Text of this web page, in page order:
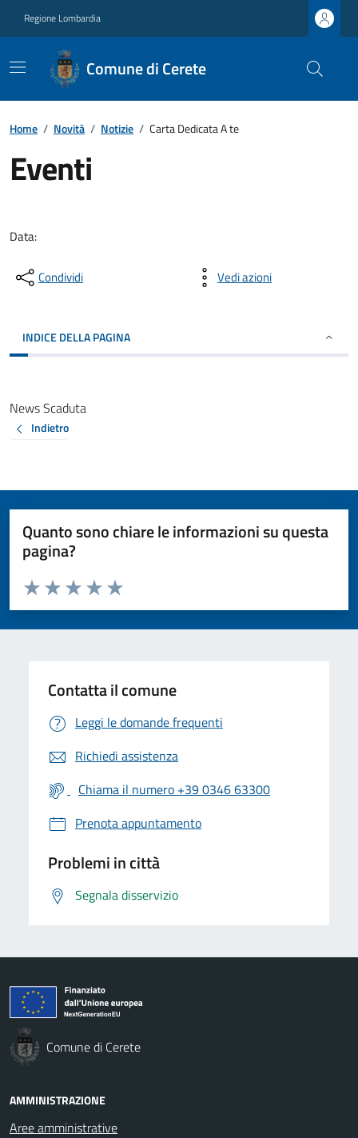
Regione Lombardia
Comune di Cerete
Home / Novità / Notizie / Carta Dedicata A te
Eventi
Data:
Condividi Vedi azioni
INDICE DELLA PAGINA
News Scaduta
Indietro
Quanto sono chiare le informazioni su questa
pagina?
Valuta da 1 a 5 stelle la pagina
Valuta 5 stelle su 5
Valuta 4 stelle su 5
Valuta 3 stelle su 5
Valuta 2 stelle su 5
Valuta 1 stelle su 5
Contatta il comune
Leggi le domande frequenti
Richiedi assistenza
Chiama il numero +39 0346 63300
Prenota appuntamento
Problemi in città
Segnala disservizio
Comune di Cerete
AMMINISTRAZIONE
Aree amministrative